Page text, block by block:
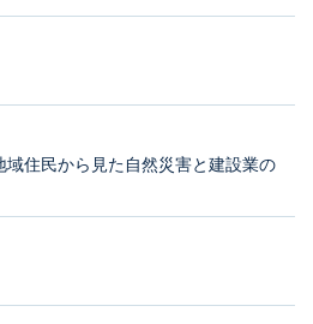
域住民から見た自然災害と建設業の